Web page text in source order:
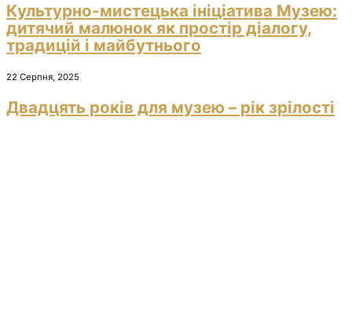
Культурно-мистецька ініціатива Музею:
дитячий малюнок як простір діалогу,
традицій і майбутнього
22 Серпня, 2025
Двадцять років для музею – рік зрілості